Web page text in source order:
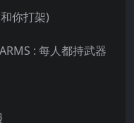
你打架)
: 每人都持武器